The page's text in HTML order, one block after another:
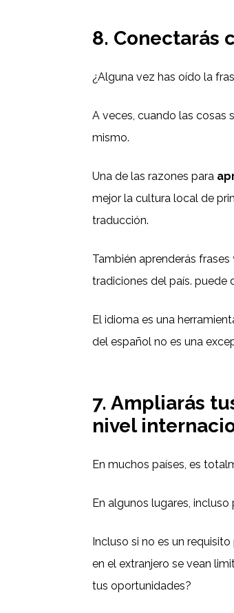
8. Conectarás
¿Alguna vez has oído la
A veces, cuando las cosas
mismo.
Una de las razones para
mejor la cultura local de
traducción.
También aprenderás
tradiciones del país. puede
El idioma es una
del español no es una
7. Ampliarás
nivel
En muchos países, es
En algunos lugares,
Incluso si no es un
en el extranjero se vean
tus oportunidades?